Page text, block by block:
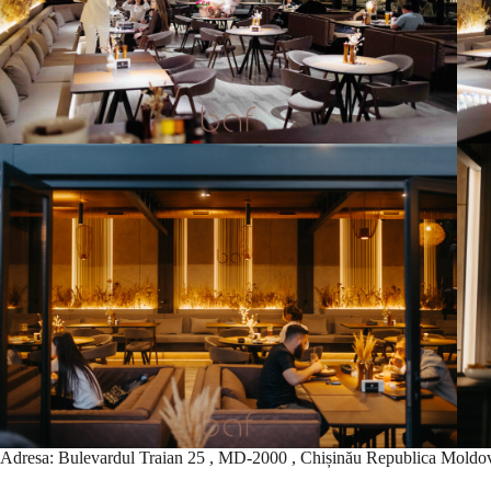
Adresa: Bulevardul Traian 25 , MD-2000 , Chișinău Republica